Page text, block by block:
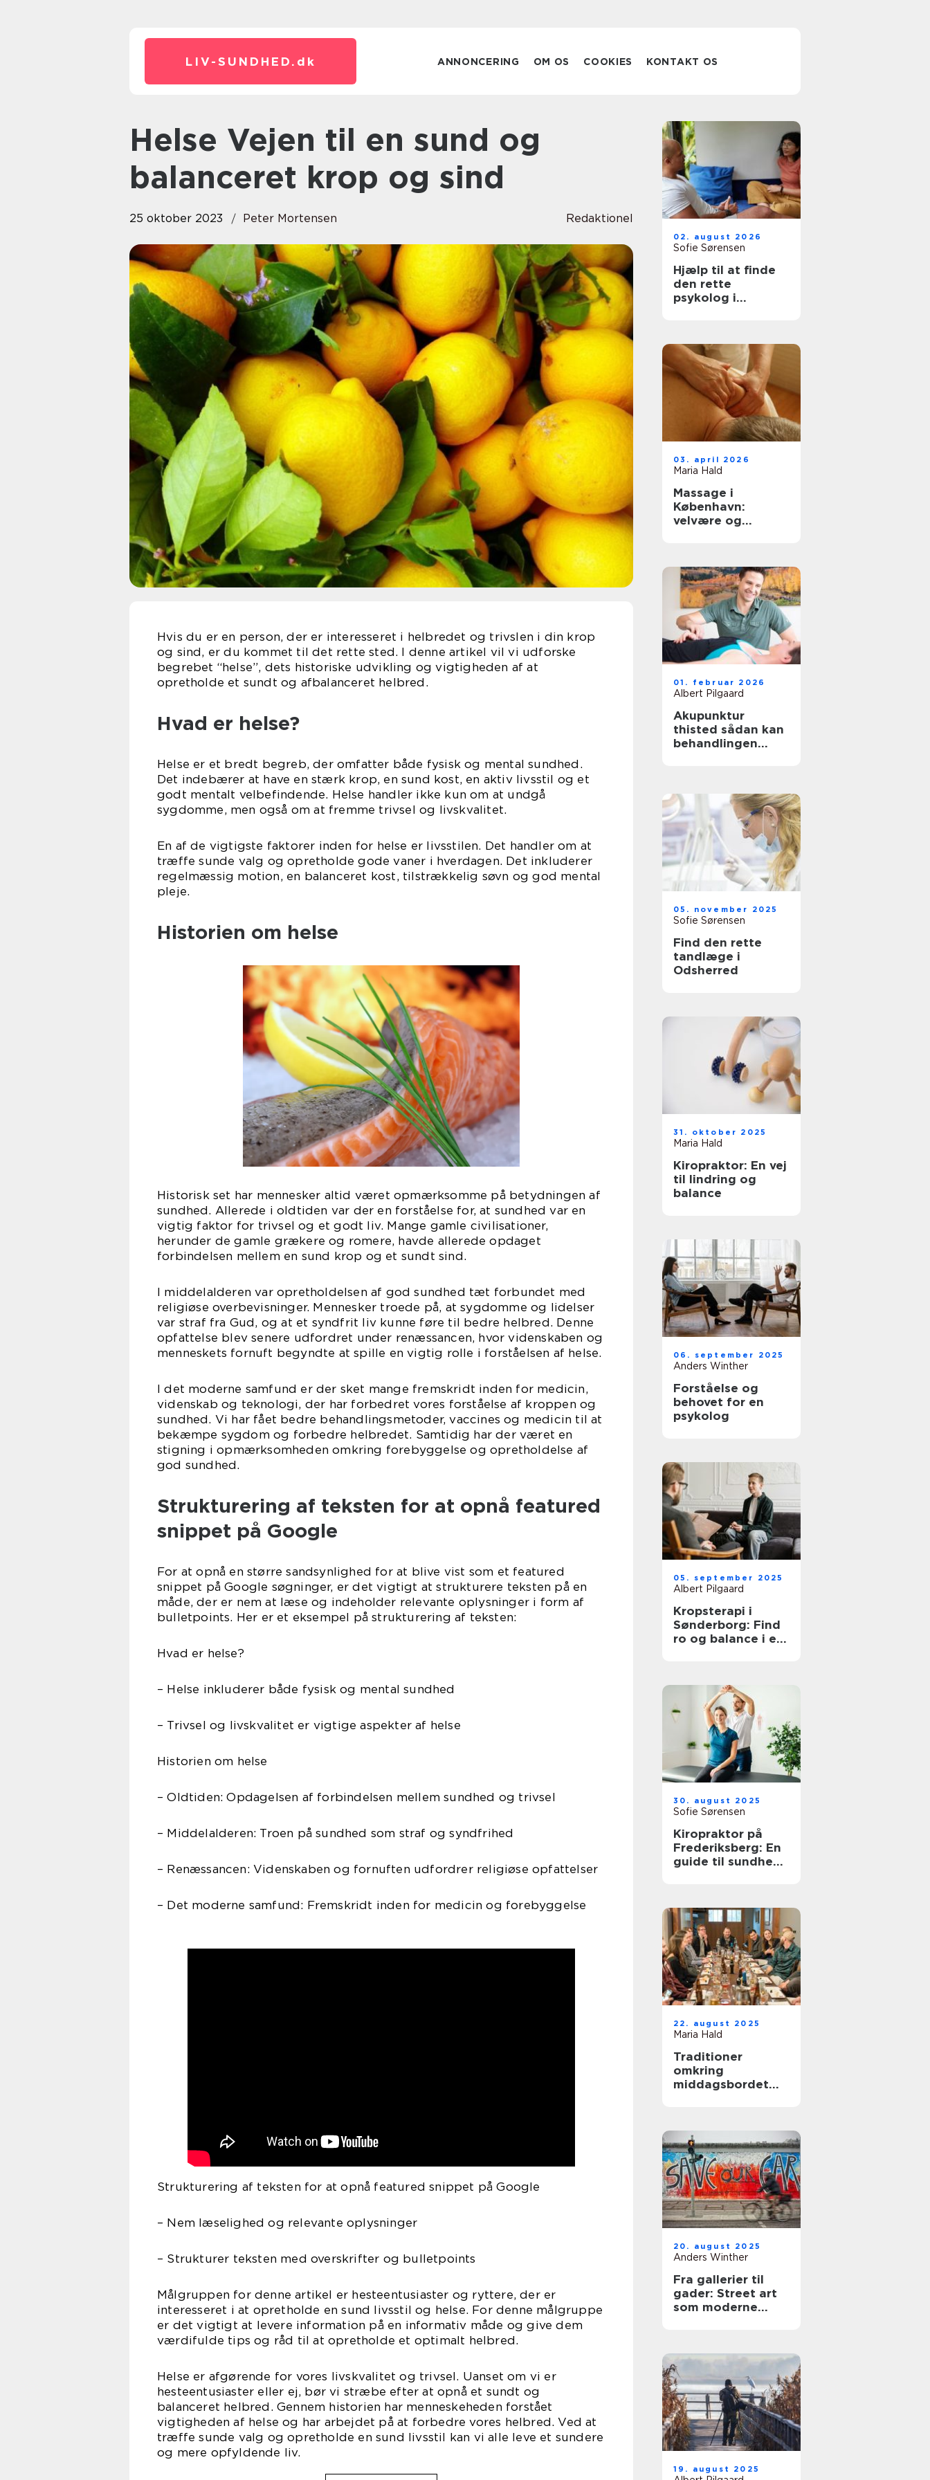
LIV-SUNDHED. dk ANNONCERING OM OS COOKIES KONTAKT OS
Helse Vejen til en sund og
balanceret krop og sind
25 oktober 2023 Peter Mortensen Redaktionel
Hvis du er en person, der er interesseret i helbredet og trivslen i din krop
og sind, er du kommet til det rette sted. I denne artikel vil vi udforske
begrebet “helse”, dets historiske udvikling og vigtigheden af at
opretholde et sundt og afbalanceret helbred.
Hvad er helse?
Helse er et bredt begreb, der omfatter både fysisk og mental sundhed.
Det indebærer at have en stærk krop, en sund kost, en aktiv livsstil og et
godt mentalt velbefindende. Helse handler ikke kun om at undgå
sygdomme, men også om at fremme trivsel og livskvalitet.
En af de vigtigste faktorer inden for helse er livsstilen. Det handler om at
træffe sunde valg og opretholde gode vaner i hverdagen. Det inkluderer
regelmæssig motion, en balanceret kost, tilstrækkelig søvn og god mental
pleje.
Historien om helse
Historisk set har mennesker altid været opmærksomme på betydningen af
sundhed. Allerede i oldtiden var der en forståelse for, at sundhed var en
vigtig faktor for trivsel og et godt liv. Mange gamle civilisationer,
herunder de gamle grækere og romere, havde allerede opdaget
forbindelsen mellem en sund krop og et sundt sind.
I middelalderen var opretholdelsen af god sundhed tæt forbundet med
religiøse overbevisninger. Mennesker troede på, at sygdomme og lidelser
var straf fra Gud, og at et syndfrit liv kunne føre til bedre helbred. Denne
opfattelse blev senere udfordret under renæssancen, hvor videnskaben og
menneskets fornuft begyndte at spille en vigtig rolle i forståelsen af helse.
I det moderne samfund er der sket mange fremskridt inden for medicin,
videnskab og teknologi, der har forbedret vores forståelse af kroppen og
sundhed. Vi har fået bedre behandlingsmetoder, vaccines og medicin til at
bekæmpe sygdom og forbedre helbredet. Samtidig har der været en
stigning i opmærksomheden omkring forebyggelse og opretholdelse af
god sundhed.
Strukturering af teksten for at opnå featured
snippet på Google
For at opnå en større sandsynlighed for at blive vist som et featured
snippet på Google søgninger, er det vigtigt at strukturere teksten på en
måde, der er nem at læse og indeholder relevante oplysninger i form af
bulletpoints. Her er et eksempel på strukturering af teksten:
Hvad er helse?
– Helse inkluderer både fysisk og mental sundhed
– Trivsel og livskvalitet er vigtige aspekter af helse
Historien om helse
– Oldtiden: Opdagelsen af forbindelsen mellem sundhed og trivsel
– Middelalderen: Troen på sundhed som straf og syndfrihed
– Renæssancen: Videnskaben og fornuften udfordrer religiøse opfattelser
– Det moderne samfund: Fremskridt inden for medicin og forebyggelse
Strukturering af teksten for at opnå featured snippet på Google
– Nem læselighed og relevante oplysninger
– Strukturer teksten med overskrifter og bulletpoints
Målgruppen for denne artikel er hesteentusiaster og ryttere, der er
interesseret i at opretholde en sund livsstil og helse. For denne målgruppe
er det vigtigt at levere information på en informativ måde og give dem
værdifulde tips og råd til at opretholde et optimalt helbred.
Helse er afgørende for vores livskvalitet og trivsel. Uanset om vi er
hesteentusiaster eller ej, bør vi stræbe efter at opnå et sundt og
balanceret helbred. Gennem historien har menneskeheden forstået
vigtigheden af helse og har arbejdet på at forbedre vores helbred. Ved at
træffe sunde valg og opretholde en sund livsstil kan vi alle leve et sundere
og mere opfyldende liv.
02. august 2026
Sofie Sørensen
Hjælp til at finde
den rette
psykolog i
03. april 2026
Maria Hald
Massage i
København:
velvære og
01. februar 2026
Albert Pilgaard
Akupunktur
thisted sådan kan
behandlingen
05. november 2025
Sofie Sørensen
Find den rette
tandlæge i
Odsherred
31. oktober 2025
Maria Hald
Kiropraktor: En vej
til lindring og
balance
06. september 2025
Anders Winther
Forståelse og
behovet for en
psykolog
05. september 2025
Albert Pilgaard
Kropsterapi i
Sønderborg: Find
ro og balance i en
30. august 2025
Sofie Sørensen
Kiropraktor på
Frederiksberg: En
guide til sundhed
22. august 2025
Maria Hald
Traditioner
omkring
middagsbordet
20. august 2025
Anders Winther
Fra gallerier til
gader: Street art
som moderne
19. august 2025